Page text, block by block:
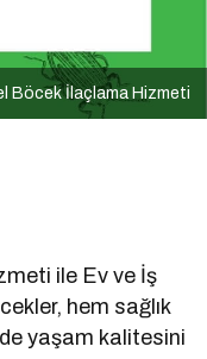
Böcek İlaçlama Hizmeti
ile Ev ve İş
hem sağlık
yaşam kalitesini